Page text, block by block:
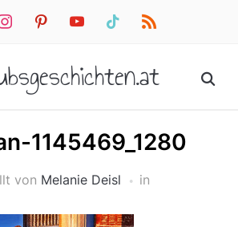
pinterestyoutube tiktok rss
1145469_1280
von Melanie Deisl in